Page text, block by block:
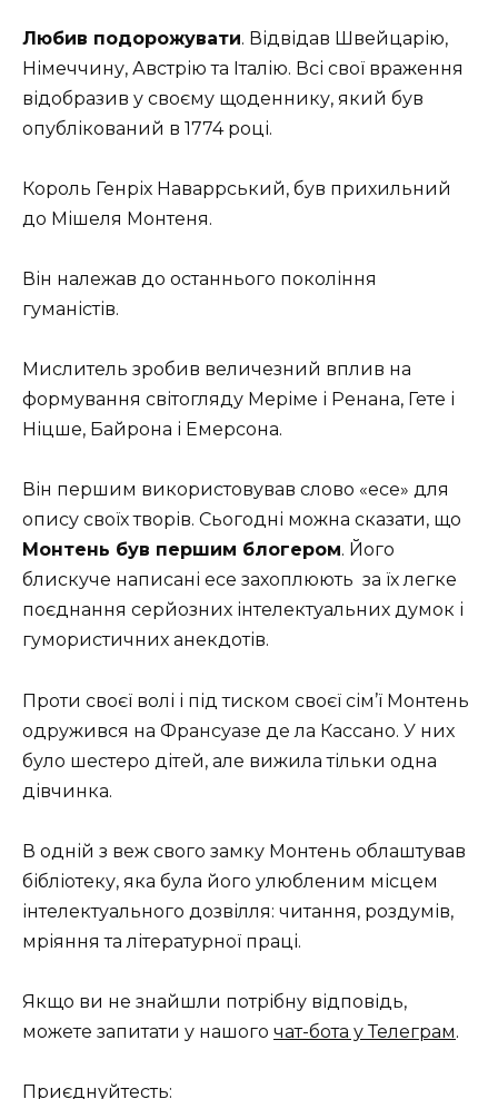
Любив подорожувати. Відвідав Швейцарію,
Німеччину, Австрію та Італію. Всі свої враження
відобразив у своєму щоденнику, який був
опублікований в 1774 році.
Король Генріх Наваррський, був прихильний
до Мішеля Монтеня.
Він належав до останнього покоління
гуманістів.
Мислитель зробив величезний вплив на
формування світогляду Меріме і Ренана, Гете і
Ніцше, Байрона і Емерсона.
Він першим використовував слово «есе» для
опису своїх творів. Сьогодні можна сказати, що
Монтень був першим блогером. Його
блискуче написані есе захоплюють за їх легке
поєднання серйозних інтелектуальних думок і
гумористичних анекдотів.
Проти своєї волі і під тиском своєї сім’ї Монтень
одружився на Франсуазе де ла Кассано. У них
було шестеро дітей, але вижила тільки одна
дівчинка.
В одній з веж свого замку Монтень облаштував
бібліотеку, яка була його улюбленим місцем
інтелектуального дозвілля: читання, роздумів,
мріяння та літературної праці.
Якщо ви не знайшли потрібну відповідь,
можете запитати у нашого чат-бота у Телеграм.
Приєднуйтесть: